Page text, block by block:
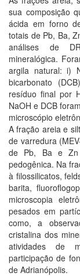
sua composição
ácida em forno
totais de Pb, Ba,
análises de
mineralógica.
argila natural: i)
bicarbonato
resíduo final por
NaOH e DCB
microscópio
A fração areia e
de varredura
de Pb, Ba e Zn
pedogênica. Na
à filossilicatos,
barita,
microscopia
pesados em
como, a
cristalina dos
atividades de
participação de
de Adrianópolis.